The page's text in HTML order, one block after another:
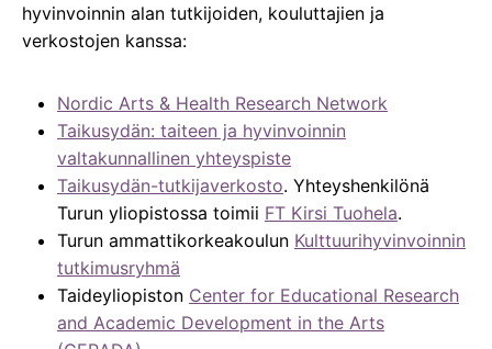
hyvinvoinnin alan tutkijoiden, kouluttajien ja
verkostojen kanssa:
Nordic Arts & Health Research Network
Taikusydän: taiteen ja hyvinvoinnin
valtakunnallinen yhteyspiste
Taikusydän-tutkijaverkosto. Yhteyshenkilönä
Turun yliopistossa toimii FT Kirsi Tuohela.
Turun ammattikorkeakoulun Kulttuurihyvinvoinnin
tutkimusryhmä
Taideyliopiston Center for Educational Research
and Academic Development in the Arts